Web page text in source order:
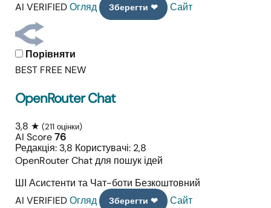
AI VERIFIEDОгляд Зберегти ❤ Сайт
Порівняти
BEST FREE NEW
OpenRouter Chat
3,8 ★ (211 оцінки)
AI Score76
Редакція: 3,8 Користувачі: 2,8
OpenRouter Chat для пошук ідей
ШІ Асистенти та Чат-боти Безкоштовний
AI VERIFIEDОгляд Зберегти ❤ Сайт